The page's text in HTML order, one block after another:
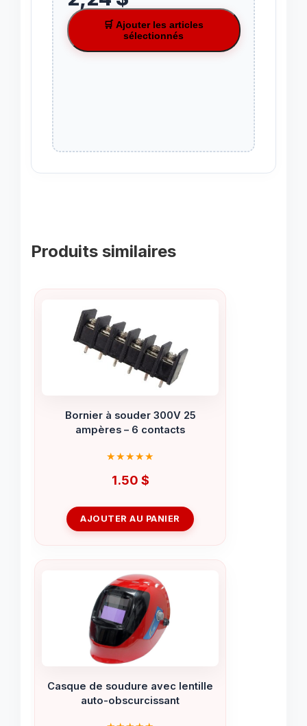
🛒 Ajouter les articles
sélectionnés
Produits similaires
Bornier à souder 300V 25
ampères – 6 contacts
1.50 $
AJOUTER AU PANIER
Casque de soudure avec lentille
auto-obscurcissant